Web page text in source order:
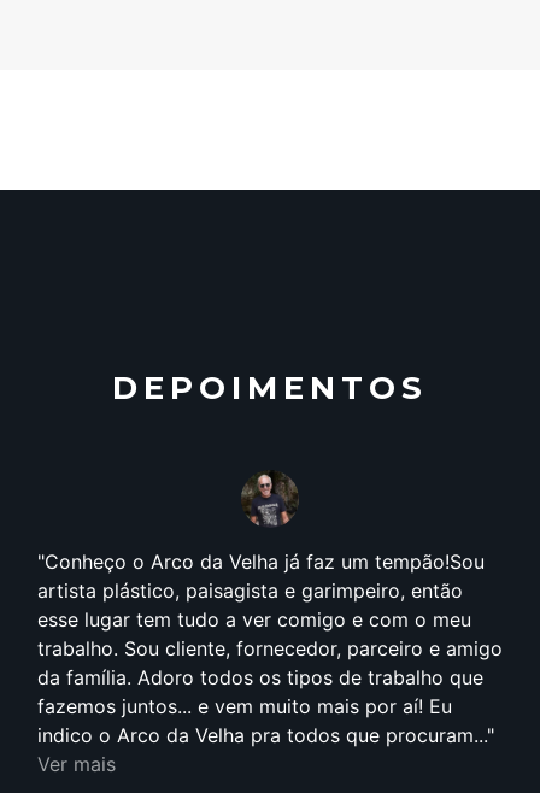
DEPOIMENTOS
Conheço o Arco da Velha já faz um tempão!Sou
artista plástico, paisagista e garimpeiro, então
esse lugar tem tudo a ver comigo e com o meu
trabalho. Sou cliente, fornecedor, parceiro e amigo
da família. Adoro todos os tipos de trabalho que
fazemos juntos... e vem muito mais por aí! Eu
indico o Arco da Velha pra todos que procuram...
Ver mais